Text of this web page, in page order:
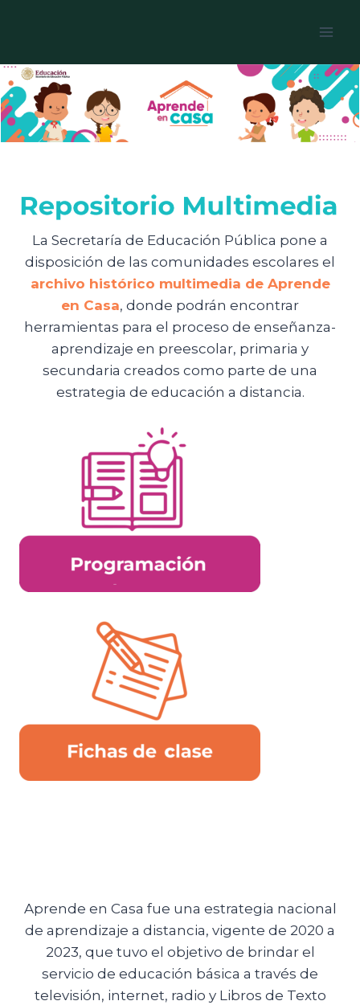
La Secretaría de Educación Pública pone a
disposición de las comunidades escolares el
archivo histórico multimedia de Aprende
en Casa, donde podrán encontrar
herramientas para el proceso de enseñanza-
aprendizaje en preescolar, primaria y
secundaria creados como parte de una
estrategia de educación a distancia.
Aprende en Casa fue una estrategia nacional
de aprendizaje a distancia, vigente de 2020 a
2023, que tuvo el objetivo de brindar el
servicio de educación básica a través de
televisión, internet, radio y Libros de Texto